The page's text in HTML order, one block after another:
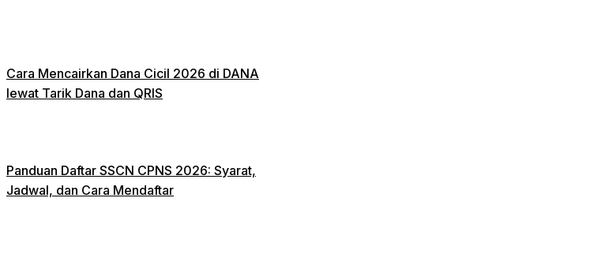
Cara Mencairkan Dana Cicil 2026 di DANA
lewat Tarik Dana dan QRIS
Panduan Daftar SSCN CPNS 2026: Syarat,
Jadwal, dan Cara Mendaftar